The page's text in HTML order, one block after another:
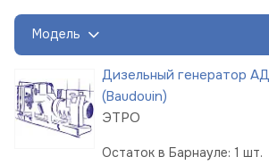
Модель
Дизельный генератор
(Baudouin)
ЭТРО
Остаток в Барнауле: 1 шт.